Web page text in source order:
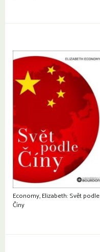
Economy, Elizabeth: Svět podle
Číny